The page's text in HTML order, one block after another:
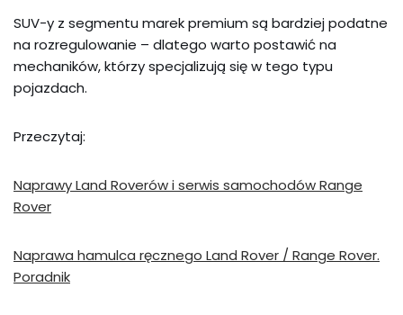
SUV-y z segmentu marek premium są bardziej podatne
na rozregulowanie – dlatego warto postawić na
mechaników, którzy specjalizują się w tego typu
pojazdach.
Przeczytaj:
Naprawy Land Roverów i serwis samochodów Range
Rover
Naprawa hamulca ręcznego Land Rover / Range Rover.
Poradnik